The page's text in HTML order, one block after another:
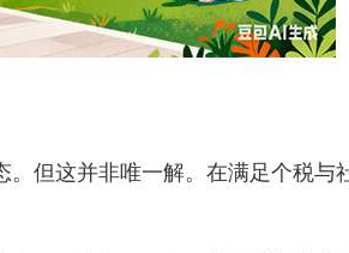
这并非唯一解。在满足个税与